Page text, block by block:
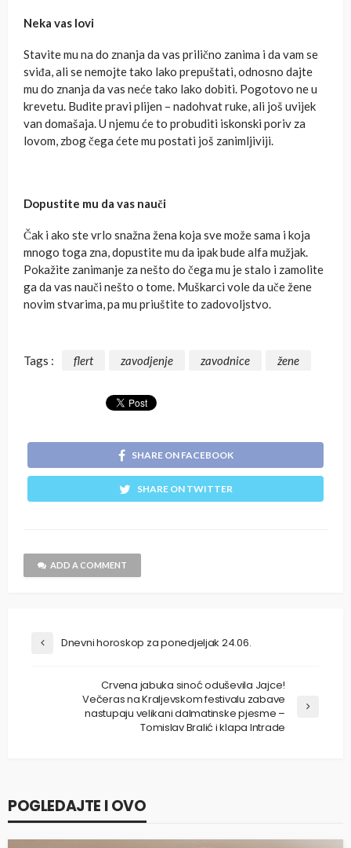
Neka vas lovi
Stavite mu na do znanja da vas prilično zanima i da vam se
sviđa, ali se nemojte tako lako prepuštati, odnosno dajte
mu do znanja da vas neće tako lako dobiti. Pogotovo ne u
krevetu. Budite pravi plijen – nadohvat ruke, ali još uvijek
van domašaja. U njemu će to probuditi iskonski poriv za
lovom, zbog čega ćete mu postati još zanimljiviji.
Dopustite mu da vas nauči
Čak i ako ste vrlo snažna žena koja sve može sama i koja
mnogo toga zna, dopustite mu da ipak bude alfa mužjak.
Pokažite zanimanje za nešto do čega mu je stalo i zamolite
ga da vas nauči nešto o tome. Muškarci vole da uče žene
novim stvarima, pa mu priuštite to zadovoljstvo.
Tags : flert zavodjenje zavodnice žene
SHARE ON FACEBOOK
SHARE ON TWITTER
ADD A COMMENT
Dnevni horoskop za ponedjeljak 24.06.
Crvena jabuka sinoć oduševila Jajce!
Večeras na Kraljevskom festivalu zabave
nastupaju velikani dalmatinske pjesme –
Tomislav Bralić i klapa Intrade
POGLEDAJTE I OVO